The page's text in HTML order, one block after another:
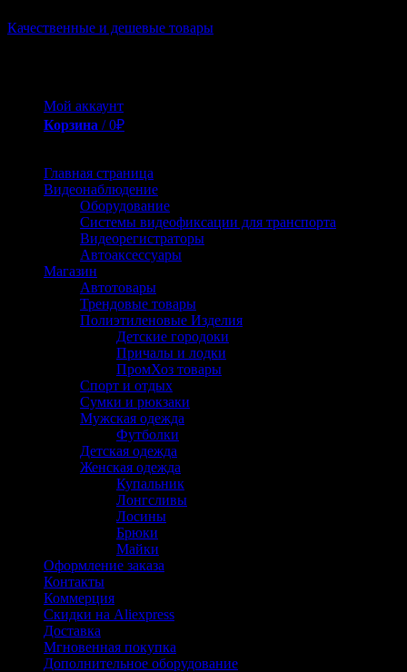
Качественные и дешевые товары
Мой аккаунт
Корзина /0₽
Главная страница
Видеонаблюдение
Оборудование
Системы видеофиксации для транспорта
Видеорегистраторы
Автоаксессуары
Магазин
Автотовары
Трендовые товары
Полиэтиленовые Изделия
Детские городоки
Причалы и лодки
ПромХоз товары
Спорт и отдых
Сумки и рюкзаки
Мужская одежда
Футболки
Детская одежда
Женская одежда
Купальник
Лонгсливы
Лосины
Брюки
Майки
Оформление заказа
Контакты
Коммерция
Скидки на Aliexpress
Доставка
Мгновенная покупка
Дополнительное оборудование